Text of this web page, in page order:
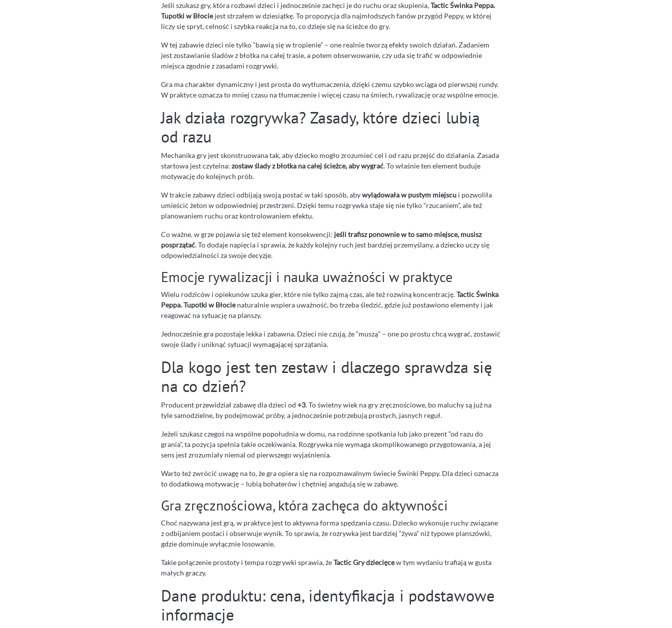
Jeśli szukasz gry, która rozbawi dzieci i jednocześnie zachęci je do ruchu oraz skupienia,Tactic Świnka Peppa.
Tupotki w Błociejest strzałem w dziesiątkę. To propozycja dla najmłodszych fanów przygód Peppy, w której
liczy się spryt, celność i szybka reakcja na to, co dzieje się na ścieżce do gry.
W tej zabawie dzieci nie tylko “bawią się w tropienie” – one realnie tworzą efekty swoich działań. Zadaniem
jest zostawianie śladów z błotka na całej trasie, a potem obserwowanie, czy uda się trafić w odpowiednie
miejsca zgodnie z zasadami rozgrywki.
Gra ma charakter dynamiczny i jest prosta do wytłumaczenia, dzięki czemu szybko wciąga od pierwszej rundy.
W praktyce oznacza to mniej czasu na tłumaczenie i więcej czasu na śmiech, rywalizację oraz wspólne emocje.
Jak działa rozgrywka? Zasady, które dzieci lubią
od razu
Mechanika gry jest skonstruowana tak, aby dziecko mogło zrozumieć cel i od razu przejść do działania. Zasada
startowa jest czytelna: zostaw ślady z błotka na całej ścieżce, aby wygrać. To właśnie ten element buduje
motywację do kolejnych prób.
W trakcie zabawy dzieci odbijają swoją postać w taki sposób, abywylądowała w pustym miejscu i pozwoliła
umieścić żeton w odpowiedniej przestrzeni. Dzięki temu rozgrywka staje się nie tylko “rzucaniem”, ale też
planowaniem ruchu oraz kontrolowaniem efektu.
Co ważne, w grze pojawia się też element konsekwencji: jeśli trafisz ponownie w to samo miejsce, musisz
posprzątać. To dodaje napięcia i sprawia, że każdy kolejny ruch jest bardziej przemyślany, a dziecko uczy się
odpowiedzialności za swoje decyzje.
Emocje rywalizacji i nauka uważności w praktyce
Wielu rodziców i opiekunów szuka gier, które nie tylko zajmą czas, ale też rozwiną koncentrację.Tactic Świnka
Peppa. Tupotki w Błocienaturalnie wspiera uważność, bo trzeba śledzić, gdzie już postawiono elementy i jak
reagować na sytuację na planszy.
Jednocześnie gra pozostaje lekka i zabawna. Dzieci nie czują, że “muszą” – one po prostu chcą wygrać, zostawić
swoje ślady i uniknąć sytuacji wymagającej sprzątania.
Dla kogo jest ten zestaw i dlaczego sprawdza się
na co dzień?
Producent przewidział zabawę dla dzieci od +3. To świetny wiek na gry zręcznościowe, bo maluchy są już na
tyle samodzielne, by podejmować próby, a jednocześnie potrzebują prostych, jasnych reguł.
Jeżeli szukasz czegoś na wspólne popołudnia w domu, na rodzinne spotkania lub jako prezent “od razu do
grania”, ta pozycja spełnia takie oczekiwania. Rozgrywka nie wymaga skomplikowanego przygotowania, a jej
sens jest zrozumiały niemal od pierwszego wyjaśnienia.
Warto też zwrócić uwagę na to, że gra opiera się na rozpoznawalnym świecie Świnki Peppy. Dla dzieci oznacza
to dodatkową motywację – lubią bohaterów i chętniej angażują się w zabawę.
Gra zręcznościowa, która zachęca do aktywności
Choć nazywana jest grą, w praktyce jest to aktywna forma spędzania czasu. Dziecko wykonuje ruchy związane
z odbijaniem postaci i obserwuje wynik. To sprawia, że rozrywka jest bardziej “żywa” niż typowe planszówki,
gdzie dominuje wyłącznie losowanie.
Takie połączenie prostoty i tempa rozgrywki sprawia, żeTactic Gry dziecięcew tym wydaniu trafiają w gusta
małych graczy.
Dane produktu: cena, identyfikacja i podstawowe
informacje